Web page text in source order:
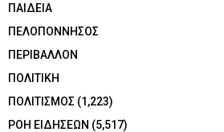
ΠΑΙΔΕΙΑ
ΠΕΛΟΠΟΝΝΗΣΟΣ
ΠΕΡΙΒΑΛΛΟΝ
ΠΟΛΙΤΙΚΗ
ΠΟΛΙΤΙΣΜΟΣ (1,223)
ΡΟΗ ΕΙΔΗΣΕΩΝ (5,517)